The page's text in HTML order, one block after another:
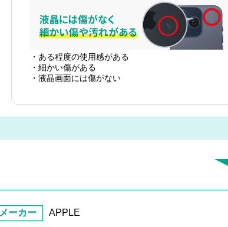
・ある程度の使用感がある
・細かい傷がある
・液晶画面には傷がない
メーカー APPLE